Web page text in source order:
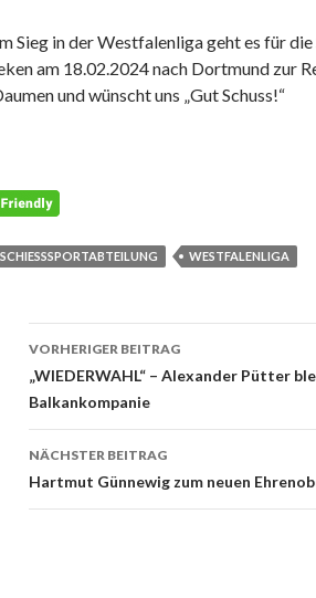
Sieg in der Westfalenliga geht es für
am 18.02.2024 nach Dortmund zur
und wünscht uns „Gut Schuss!“
SCHIESSSPORTABTEILUNG WESTFALENLIGA
Beitrags-
Navigation
VORHERIGER BEITRAG
„WIEDERWAHL“ – Alexander Pütter
Balkankompanie
NÄCHSTER BEITRAG
Hartmut Günnewig zum neuen